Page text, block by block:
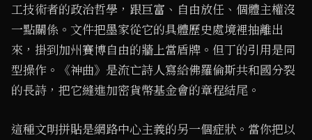
工技術者的政治哲學，跟巨富、自由放任、個體主權沒
一點關係。文件把墨家從它的具體歷史處境裡抽離出
來，掛到加州賽博自由的牆上當盾牌。但丁的引用是同
型操作。《神曲》是流亡詩人寫給佛羅倫斯共和國分裂
的長詩，把它縫進加密貨幣基金會的章程結尾。
這種文明拼貼是網路中心主義的另一個症狀。當你把以